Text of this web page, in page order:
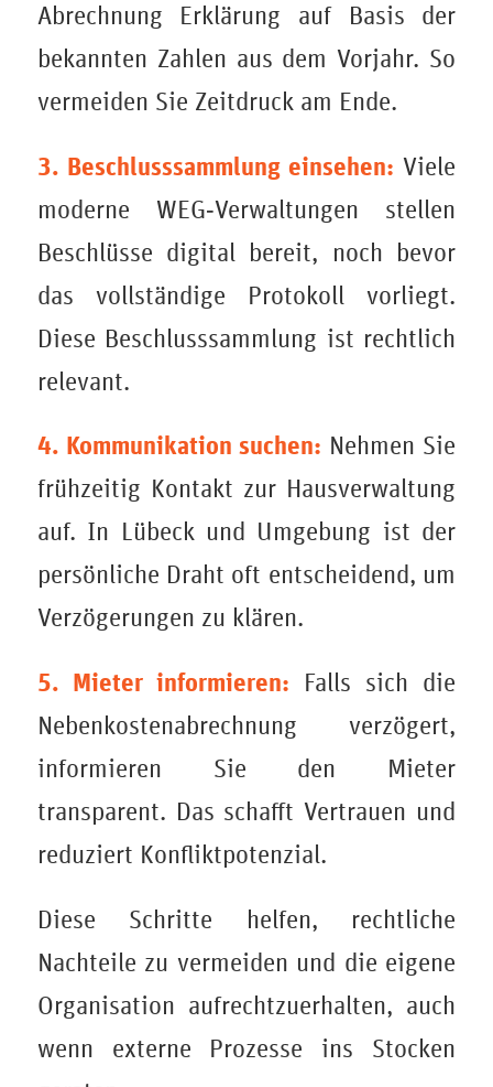
Abrechnung Erklärung auf Basis der
bekannten Zahlen aus dem Vorjahr. So
vermeiden Sie Zeitdruck am Ende.
3. Beschlusssammlung einsehen: Viele
moderne WEG‑Verwaltungen stellen
Beschlüsse digital bereit, noch bevor
das vollständige Protokoll vorliegt.
Diese Beschlusssammlung ist rechtlich
relevant.
4. Kommunikation suchen: Nehmen Sie
frühzeitig Kontakt zur Hausverwaltung
auf. In Lübeck und Umgebung ist der
persönliche Draht oft entscheidend, um
Verzögerungen zu klären.
5. Mieter informieren: Falls sich die
Nebenkostenabrechnung verzögert,
informieren Sie den Mieter
transparent. Das schafft Vertrauen und
reduziert Konfliktpotenzial.
Diese Schritte helfen, rechtliche
Nachteile zu vermeiden und die eigene
Organisation aufrechtzuerhalten, auch
wenn externe Prozesse ins Stocken